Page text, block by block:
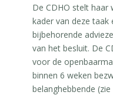
De CDHO stelt haar
kader van deze
bijbehorende
van het besluit. De
voor de
binnen 6 weken
belanghebbende